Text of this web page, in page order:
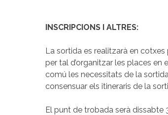
INSCRIPCIONS I ALTRES:
La sortida es realitzarà en
per tal d’organitzar les places en
comú les necessitats de la
consensuar els itineraris de la
El punt de trobada serà dissabte